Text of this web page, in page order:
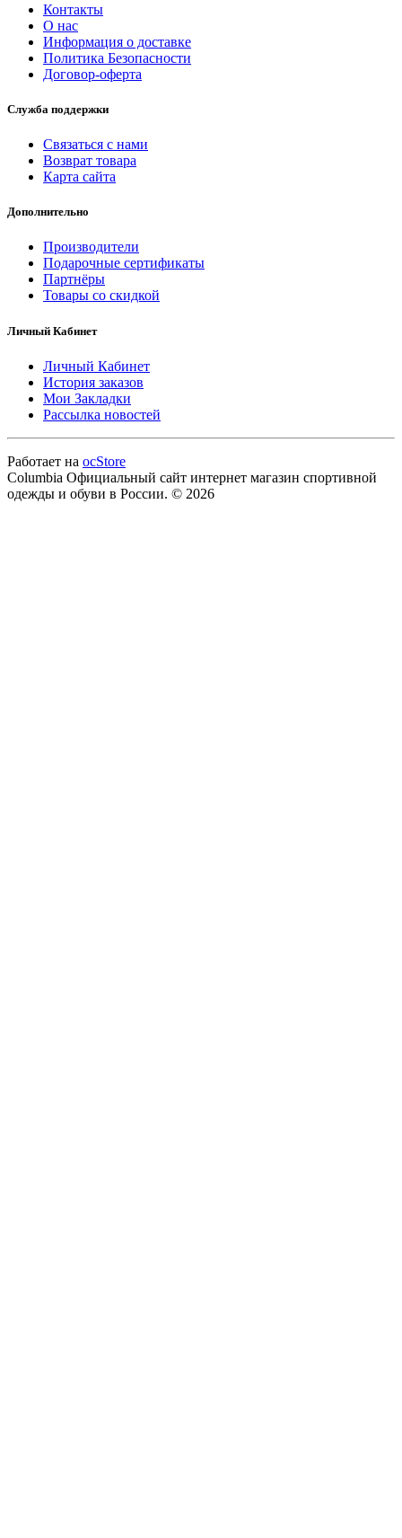
Контакты
О нас
Информация о доставке
Политика Безопасности
Договор-оферта
Служба поддержки
Связаться с нами
Возврат товара
Карта сайта
Дополнительно
Производители
Подарочные сертификаты
Партнёры
Товары со скидкой
Личный Кабинет
Личный Кабинет
История заказов
Мои Закладки
Рассылка новостей
Работает на ocStore
Columbia Официальный сайт интернет магазин спортивной
одежды и обуви в России. © 2026